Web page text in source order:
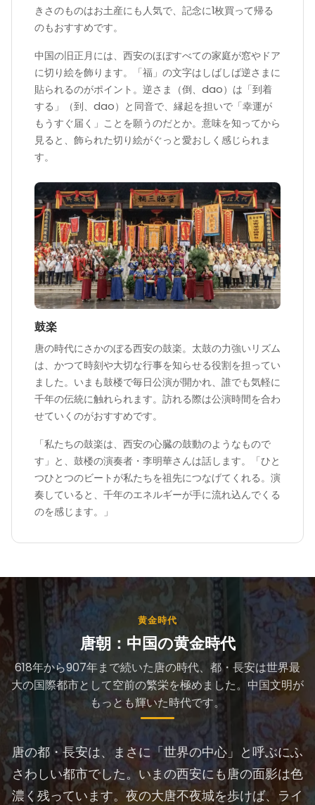
きさのものはお土産にも人気で、記念に1枚買って帰る
のもおすすめです。
中国の旧正月には、西安のほぼすべての家庭が窓やドア
に切り絵を飾ります。「福」の文字はしばしば逆さまに
貼られるのがポイント。逆さま（倒、dao）は「到着
する」（到、dao）と同音で、縁起を担いで「幸運が
もうすぐ届く」ことを願うのだとか。意味を知ってから
見ると、飾られた切り絵がぐっと愛おしく感じられま
す。
鼓楽
唐の時代にさかのぼる西安の鼓楽。太鼓の力強いリズム
は、かつて時刻や大切な行事を知らせる役割を担ってい
ました。いまも鼓楼で毎日公演が開かれ、誰でも気軽に
千年の伝統に触れられます。訪れる際は公演時間を合わ
せていくのがおすすめです。
「私たちの鼓楽は、西安の心臓の鼓動のようなもので
す」と、鼓楼の演奏者・李明華さんは話します。「ひと
つひとつのビートが私たちを祖先につなげてくれる。演
奏していると、千年のエネルギーが手に流れ込んでくる
のを感じます。」
黄金時代
唐朝：中国の黄金時代
618年から907年まで続いた唐の時代、都・長安は世界最
大の国際都市として空前の繁栄を極めました。中国文明が
もっとも輝いた時代です。
唐の都・長安は、まさに「世界の中心」と呼ぶにふ
さわしい都市でした。いまの西安にも唐の面影は色
濃く残っています。夜の大唐不夜城を歩けば、ライ